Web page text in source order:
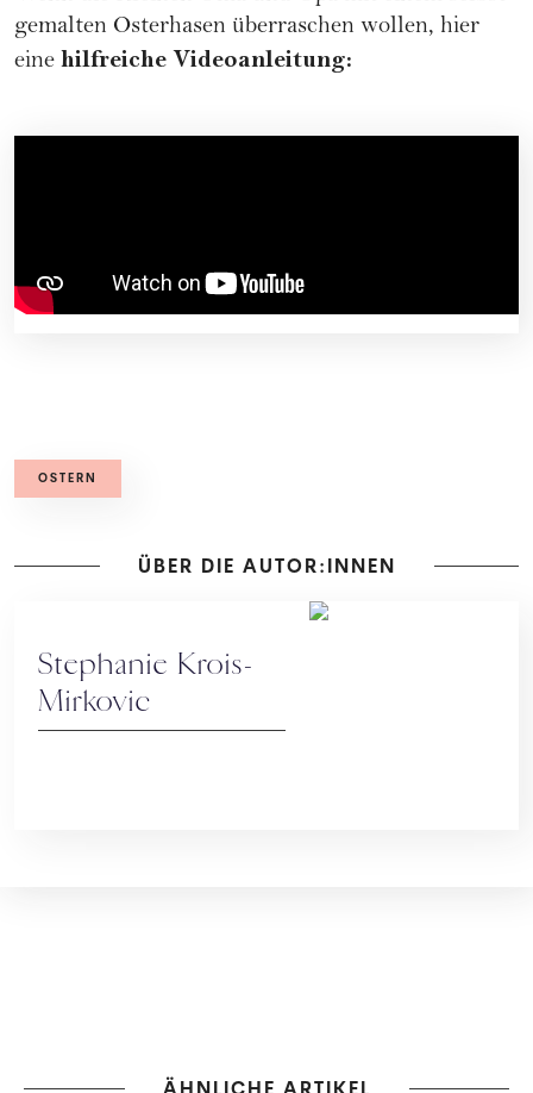
gemalten Osterhasen überraschen wollen, hier
eine hilfreiche Videoanleitung:
OSTERN
ÜBER DIE AUTOR:INNEN
Stephanie Krois-
Mirkovic
ÄHNLICHE ARTIKEL